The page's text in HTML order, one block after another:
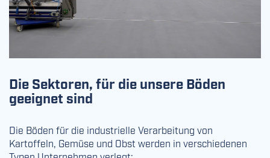
Die Sektoren, für die unsere Böden
geeignet sind
Die Böden für die industrielle Verarbeitung von
Kartoffeln, Gemüse und Obst werden in verschiedenen